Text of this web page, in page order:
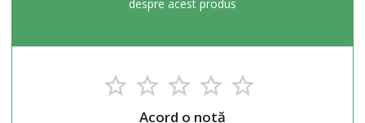
despre acest produs
Acord o notă